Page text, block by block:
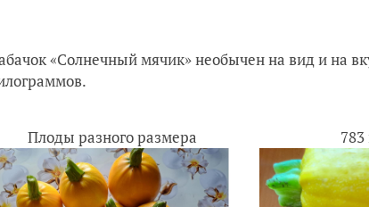
«Солнечный мячик» необычен на вид и на
Плоды разного размера